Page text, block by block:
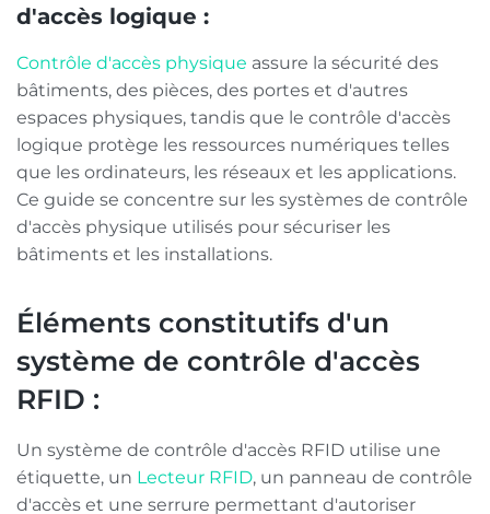
d'accès logique :
Contrôle d'accès physique assure la sécurité des
bâtiments, des pièces, des portes et d'autres
espaces physiques, tandis que le contrôle d'accès
logique protège les ressources numériques telles
que les ordinateurs, les réseaux et les applications.
Ce guide se concentre sur les systèmes de contrôle
d'accès physique utilisés pour sécuriser les
bâtiments et les installations.
Éléments constitutifs d'un
système de contrôle d'accès
RFID :
Un système de contrôle d'accès RFID utilise une
étiquette, un Lecteur RFID, un panneau de contrôle
d'accès et une serrure permettant d'autoriser